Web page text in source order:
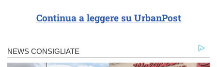
Continua a leggere su UrbanPost